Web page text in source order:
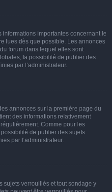
importantes concernant le
lues dès que possible. Les annonces
forum dans lequel elles sont
la possibilité de publier des
par l’administrateur.
annonces sur la première page du
des informations relativement
Comme pour les
de publier des sujets
par l’administrateur.
sujets verrouillés et tout sondage y